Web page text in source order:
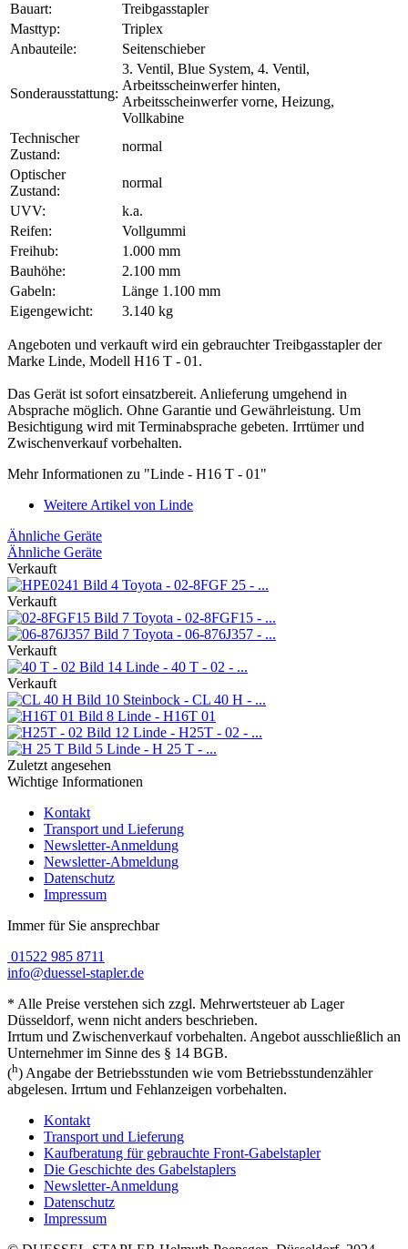
Bauart:
Treibgasstapler
Masttyp:
Triplex
Anbauteile:
Seitenschieber
Sonderausstattung:
3. Ventil, Blue System, 4. Ventil,
Arbeitsscheinwerfer hinten,
Arbeitsscheinwerfer vorne, Heizung,
Vollkabine
Technischer
Zustand:
normal
Optischer
Zustand:
normal
UVV:
k.a.
Reifen:
Vollgummi
Freihub:
1.000 mm
Bauhöhe:
2.100 mm
Gabeln:
Länge 1.100 mm
Eigengewicht:
3.140 kg
Angeboten und verkauft wird ein gebrauchter Treibgasstapler der
Marke Linde, Modell H16 T - 01.
Das Gerät ist sofort einsatzbereit. Anlieferung umgehend in
Absprache möglich. Ohne Garantie und Gewährleistung. Um
Besichtigung wird mit Terminabsprache gebeten. Irrtümer und
Zwischenverkauf vorbehalten.
Mehr Informationen zu "Linde - H16 T - 01"
Weitere Artikel von Linde
Ähnliche Geräte
Ähnliche Geräte
Verkauft
Toyota - 02-8FGF 25 - ...
Verkauft
Toyota - 02-8FGF15 - ...
Toyota - 06-876J357 - ...
Verkauft
Linde - 40 T - 02 - ...
Verkauft
Steinbock - CL 40 H - ...
Linde - H16T 01
Linde - H25T - 02 - ...
Linde - H 25 T - ...
Zuletzt angesehen
Wichtige Informationen
Kontakt
Transport und Lieferung
Newsletter-Anmeldung
Newsletter-Abmeldung
Datenschutz
Impressum
Immer für Sie ansprechbar
01522 985 8711
info@duessel-stapler.de
* Alle Preise verstehen sich zzgl. Mehrwertsteuer ab Lager
Düsseldorf, wenn nicht anders beschrieben.
Irrtum und Zwischenverkauf vorbehalten. Angebot ausschließlich an
Unternehmer im Sinne des § 14 BGB.
(h) Angabe der Betriebsstunden wie vom Betriebsstundenzähler
abgelesen. Irrtum und Fehlanzeigen vorbehalten.
Kontakt
Transport und Lieferung
Kaufberatung für gebrauchte Front-Gabelstapler
Die Geschichte des Gabelstaplers
Newsletter-Anmeldung
Datenschutz
Impressum